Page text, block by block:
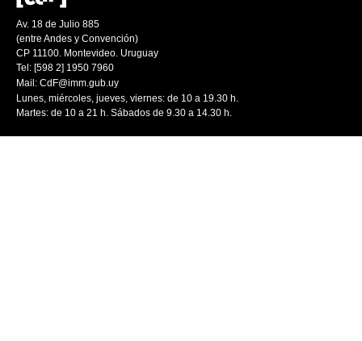
Av. 18 de Julio 885
(entre Andes y Convención)
CP 11100. Montevideo. Uruguay
Tel: [598 2] 1950 7960
Mail: CdF@imm.gub.uy
Lunes, miércoles, jueves, viernes: de 10 a 19.30 h.
Martes: de 10 a 21 h. Sábados de 9.30 a 14.30 h.